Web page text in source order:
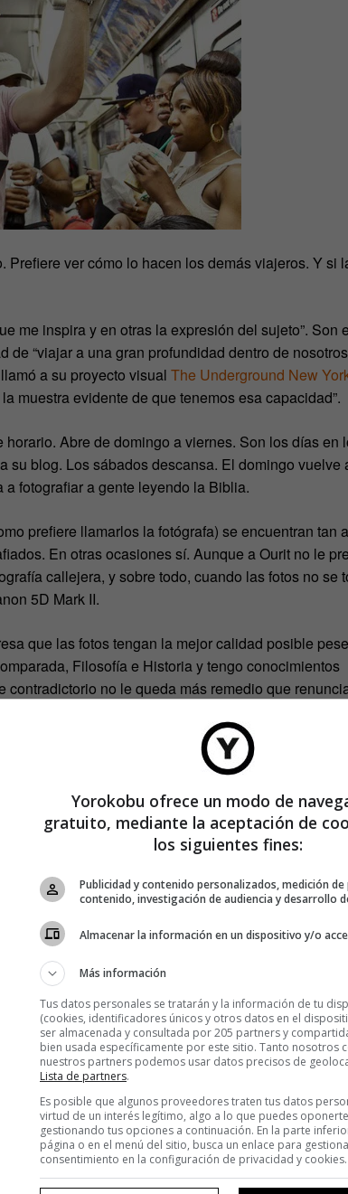
Prefiere ver cómo lo hacen los demás viajeros. Y si
me inspira y en otras la expresión del sujeto”. Son
“viajar a una gran profundidad dentro de
a su proyecto visual The Underground New
muestra evidente de que tenemos esa capacidad”.
Abre de domingo a viernes. Son los días en
blog. Los sábados descansa. El domingo vuelve a
fotografiar a gente leyendo la Biblia.
prefiere llamarlos la fotógrafa) se encuentran tan
En otras ocasiones sí. Aunque a Ourit no le
callejera, y sobre todo, cuando las fotos no se
5D Mark II.
que las fotos tengan la mejor calidad posible
Filosofía e Historia y tengo conocimientos
contradictorio no le queda más remedio que
del tren, los vagones atestados de gente, la escasa
lo que a veces significa que la imagen tenga algo
los libros. Por eso, y ya que desconoce el nombre
El problema es que no siempre resulta
libro. Cuando ocurre eso, trato de averiguarlo
Y si esto tampoco es posible, pide ayuda a sus
Yorokobu ofrece un modo de
gratuito, mediante la aceptación de
los siguientes fines:
Publicidad y contenido personalizados, medición de
contenido, investigación de audiencia y desarrollo
Almacenar la información en un dispositivo y/o
Más información
Tus datos personales se tratarán y la información de tu
(cookies, identificadores únicos y otros datos en el
ser almacenada y consultada por 205 partners y
bien usada específicamente por este sitio. Tanto nosotros
nuestros partners podemos usar datos precisos de
Lista de partners.
Es posible que algunos proveedores traten tus datos
virtud de un interés legítimo, algo a lo que puedes oponerte
gestionando tus opciones a continuación. En la parte
página o en el menú del sitio, busca un enlace para
consentimiento en la configuración de privacidad y cookies.